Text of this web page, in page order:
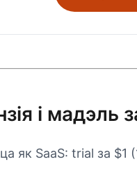
і мадэль
як SaaS: trial за